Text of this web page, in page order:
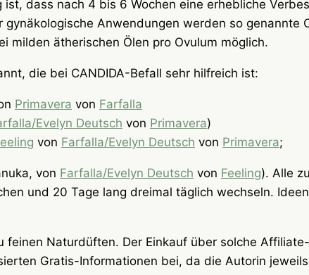
dass nach 4 bis 6 Wochen eine erhebliche
gynäkologische Anwendungen werden so genannte
milden ätherischen Ölen pro Ovulum möglich.
die bei CANDIDA-Befall sehr hilfreich ist:
Primavera von Farfalla
Evelyn Deutsch von Primavera)
von Farfalla/Evelyn Deutsch von Primavera;
von Farfalla/Evelyn Deutsch von Feeling). Alle
und 20 Tage lang dreimal täglich wechseln.
feinen Naturdüften. Der Einkauf über solche
Gratis-Informationen bei, da die Autorin